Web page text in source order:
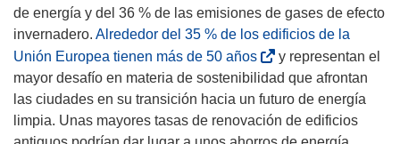
de energía y del 36 % de las emisiones de gases de efecto
invernadero. Alrededor del 35 % de los edificios de la
Unión Europea tienen más de 50 años(
s
e
a
b
y representan el
mayor desafío en materia de sostenibilidad que afrontan
las ciudades en su transición hacia un futuro de energía
limpia. Unas mayores tasas de renovación de edificios